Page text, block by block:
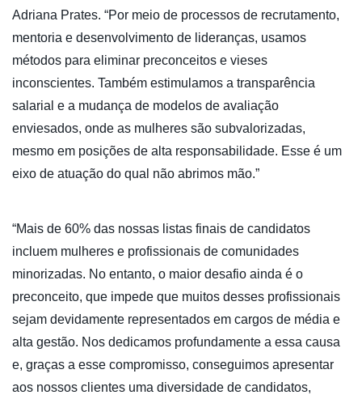
Adriana Prates. “Por meio de processos de recrutamento,
mentoria e desenvolvimento de lideranças, usamos
métodos para eliminar preconceitos e vieses
inconscientes. Também estimulamos a transparência
salarial e a mudança de modelos de avaliação
enviesados, onde as mulheres são subvalorizadas,
mesmo em posições de alta responsabilidade. Esse é um
eixo de atuação do qual não abrimos mão.”
“Mais de 60% das nossas listas finais de candidatos
incluem mulheres e profissionais de comunidades
minorizadas. No entanto, o maior desafio ainda é o
preconceito, que impede que muitos desses profissionais
sejam devidamente representados em cargos de média e
alta gestão. Nos dedicamos profundamente a essa causa
e, graças a esse compromisso, conseguimos apresentar
aos nossos clientes uma diversidade de candidatos,